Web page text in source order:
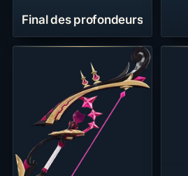
Final des profondeurs